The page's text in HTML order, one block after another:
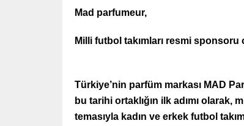
Mad parfumeur,
Milli futbol takımları resmi sponsoru
Türkiye’nin parfüm markası MAD
bu tarihi ortaklığın ilk adımı
temasıyla kadın ve erkek futbol